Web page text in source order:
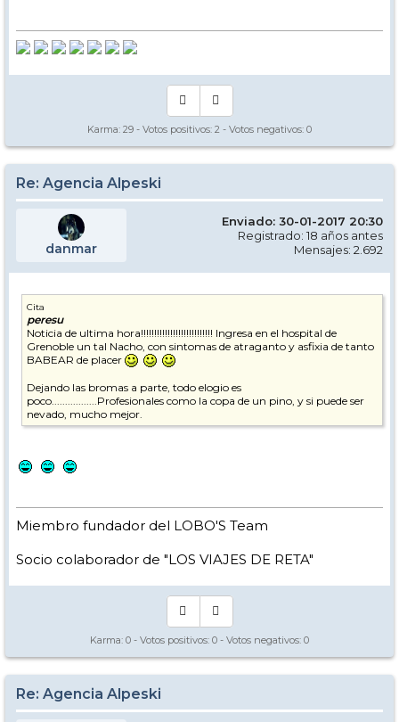
Karma: 29 - Votos positivos: 2 - Votos negativos: 0
Re: Agencia Alpeski
danmar
Enviado: 30-01-2017 20:30
Registrado: 18 años antes
Mensajes: 2.692
Cita
peresu
Noticia de ultima hora!!!!!!!!!!!!!!!!!!!!!!!!!!! Ingresa en el hospital de
Grenoble un tal Nacho, con sintomas de atraganto y asfixia de tanto
BABEAR de placer
Dejando las bromas a parte, todo elogio es
poco.................Profesionales como la copa de un pino, y si puede ser
nevado, mucho mejor.
Miembro fundador del LOBO'S Team
Socio colaborador de "LOS VIAJES DE RETA"
Karma: 0 - Votos positivos: 0 - Votos negativos: 0
Re: Agencia Alpeski